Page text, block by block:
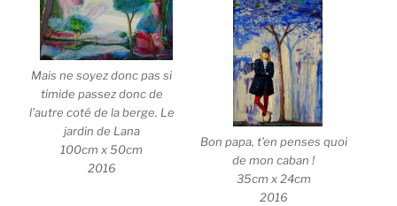
Mais ne soyez donc pas si
timide passez donc de
l’autre coté de la berge. Le
jardin de Lana
100cm x 50cm
2016
Bon papa, t’en penses quoi
de mon caban !
35cm x 24cm
2016